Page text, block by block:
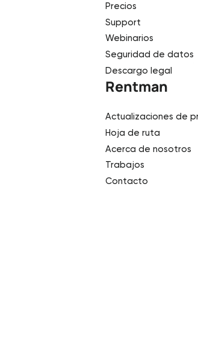
Precios
Support
Webinarios
Seguridad de datos
Descargo legal
Rentman
Actualizaciones de
Hoja de ruta
Acerca de nosotros
Trabajos
Contacto